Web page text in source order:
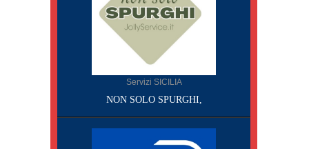
Servizi SICILIA
NON SOLO SPURGHI,